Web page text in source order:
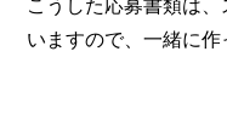
こうした応募書類は
いますので、一緒に作